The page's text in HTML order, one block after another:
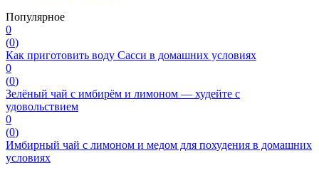
Популярное
0
(0)
Как приготовить воду Сасси в домашних условиях
0
(0)
Зелёный чай с имбирём и лимоном — худейте с
удовольствием
0
(0)
Имбирный чай с лимоном и медом для похудения в домашних
условиях